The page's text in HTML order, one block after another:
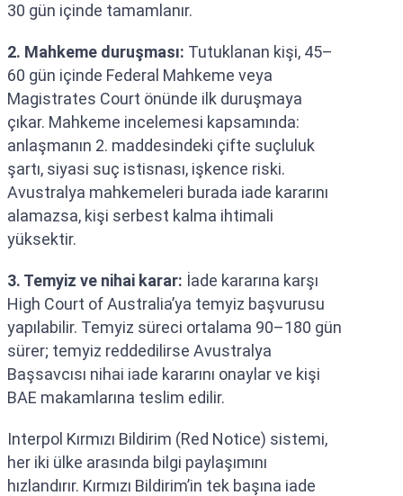
30 gün içinde tamamlanır.
2. Mahkeme duruşması: Tutuklanan kişi, 45–
60 gün içinde Federal Mahkeme veya
Magistrates Court önünde ilk duruşmaya
çıkar. Mahkeme incelemesi kapsamında:
anlaşmanın 2. maddesindeki çifte suçluluk
şartı, siyasi suç istisnası, işkence riski.
Avustralya mahkemeleri burada iade kararını
alamazsa, kişi serbest kalma ihtimali
yüksektir.
3. Temyiz ve nihai karar: İade kararına karşı
High Court of Australia’ya temyiz başvurusu
yapılabilir. Temyiz süreci ortalama 90–180 gün
sürer; temyiz reddedilirse Avustralya
Başsavcısı nihai iade kararını onaylar ve kişi
BAE makamlarına teslim edilir.
Interpol Kırmızı Bildirim (Red Notice) sistemi,
her iki ülke arasında bilgi paylaşımını
hızlandırır. Kırmızı Bildirim’in tek başına iade